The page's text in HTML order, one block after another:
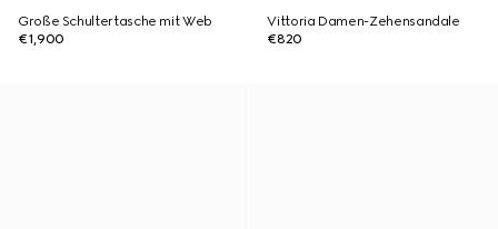
Große Schultertasche mit Web
€1,900
Vittoria Damen-Zehensandale
€820